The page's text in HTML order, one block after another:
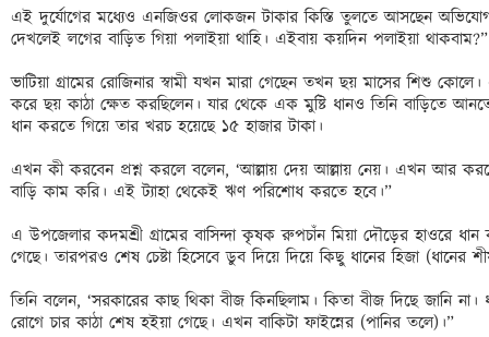
এই দুর্যোগের মধ্যেও এনজিওর লোকজন টাকার কিস্তি তুলতে আসছেন
দেখলেই লগের বাড়িত গিয়া পলাইয়া থাহি। এইবায় কয়দিন পলাইয়া থাকবাম?”
ভাটিয়া গ্রামের রোজিনার স্বামী যখন মারা গেছেন তখন ছয় মাসের শিশু
করে ছয় কাঠা ক্ষেত করছিলেন। যার থেকে এক মুষ্টি ধানও তিনি বাড়িতে
ধান করতে গিয়ে তার খরচ হয়েছে ১৫ হাজার টাকা।
এখন কী করবেন প্রশ্ন করলে বলেন, ‘আল্লায় দেয় আল্লায় নেয়। এখন আর
বাড়ি কাম করি। এই ট্যাহা থেকেই ঋণ পরিশোধ করতে হবে।”
এ উপজেলার কদমশ্রী গ্রামের বাসিন্দা কৃষক রুপচাঁন মিয়া দৌড়ের হাওরে
গেছে। তারপরও শেষ চেষ্টা হিসেবে ডুব দিয়ে দিয়ে কিছু ধানের হিজা (ধানের
তিনি বলেন, ‘সরকারের কাছ থিকা বীজ কিনছিলাম। কিতা বীজ দিছে জানি না।
রোগে চার কাঠা শেষ হইয়া গেছে। এখন বাকিটা ফাইন্নের (পানির তলে)।”